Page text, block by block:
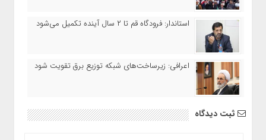
استاندار: فرودگاه قم تا ۲ سال آینده تکمیل می‌شود
اعرافی: زیرساخت‌های شبکه توزیع برق تقویت شود
ثبت دیدگاه